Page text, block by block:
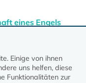
eines Engels
Einige von ihnen
uns helfen, diese
Funktionalitäten zur